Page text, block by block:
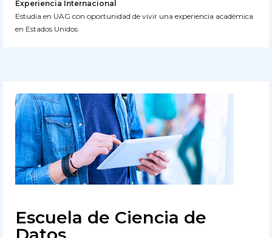
Experiencia Internacional
Estudia en UAG con oportunidad de vivir una experiencia académica
en Estados Unidos.
Escuela de Ciencia de